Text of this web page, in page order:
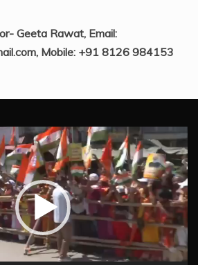
Geeta Rawat, Email:
Mobile: +91 8126 984153